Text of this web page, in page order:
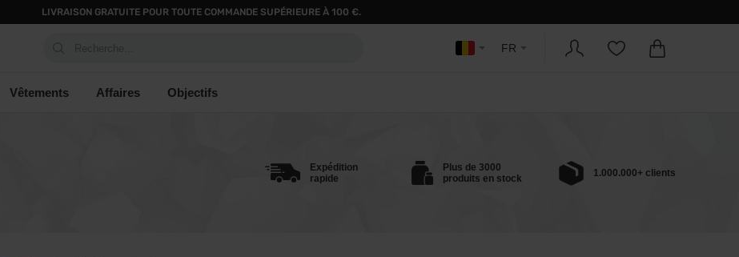
LIVRAISON GRATUITE POUR TOUTE COMMANDE SUPÉRIEURE À 100 €.
FR
Vêtements Affaires Objectifs
Expédition
rapide
Plus de 3000
produits en stock
1.000.000+ clients